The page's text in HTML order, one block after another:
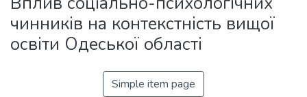
Statistics
чинників на контекстність вищої
освіти Одеської області
Simple item page